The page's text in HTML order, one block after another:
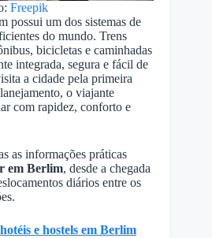
Freepik
possui um dos sistemas de
do mundo. Trens
bicicletas e caminhadas
integrada, segura e fácil de
a cidade pela primeira
o viajante
com rapidez, conforto e
as informações práticas
em Berlim, desde a chegada
diários entre os
e hostels em Berlim